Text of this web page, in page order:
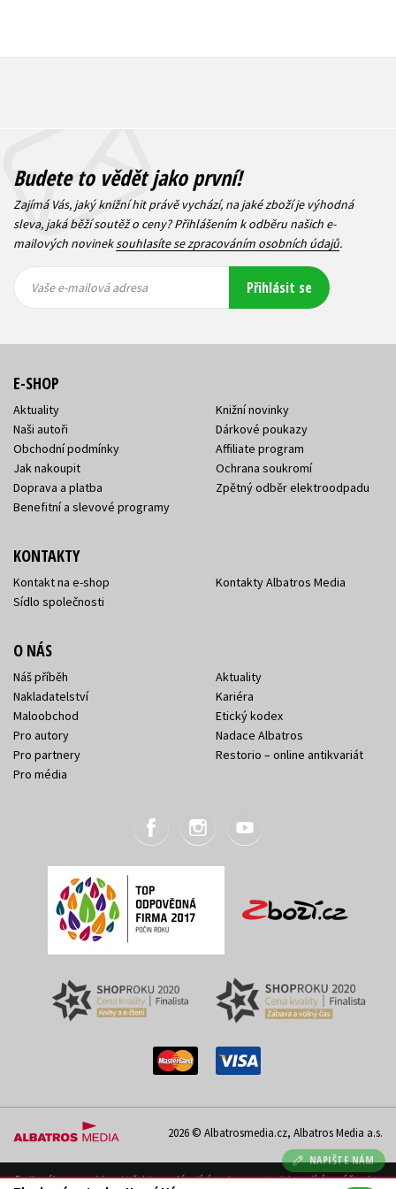
NAPIŠTE NÁM
Budete to vědět jako první!
Zajímá Vás, jaký knižní hit právě vychází, na jaké zboží je výhodná
sleva, jaká běží soutěž o ceny? Přihlášením k odběru našich e-
mailových novineksouhlasíte se zpracováním osobních údajů.
mailová
mailová
Vaše e-mailová adresa Přihlásit se
E-SHOP
Aktuality
Naši autoři
Obchodní podmínky
Jak nakoupit
Doprava a platba
Benefitní a slevové programy
Knižní novinky
Dárkové poukazy
Affiliate program
Ochrana soukromí
Zpětný odběr elektroodpadu
KONTAKTY
Kontakt na e-shop
Sídlo společnosti
Kontakty Albatros Media
O NÁS
Náš příběh
Nakladatelství
Maloobchod
Pro autory
Pro partnery
Pro média
Aktuality
Kariéra
Etický kodex
Nadace Albatros
Restorio – online antikvariát
2026 © Albatrosmedia.cz, Albatros Media a.s.
Podle zákona o evidenci tržeb je prodávající povinen vystavit kupujícímu účtenku.